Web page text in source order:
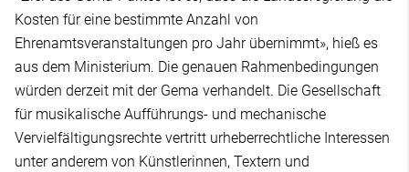
Kosten für eine bestimmte Anzahl von
Ehrenamtsveranstaltungen pro Jahr übernimmt», hieß es
aus dem Ministerium. Die genauen Rahmenbedingungen
würden derzeit mit der Gema verhandelt. Die Gesellschaft
für musikalische Aufführungs- und mechanische
Vervielfältigungsrechte vertritt urheberrechtliche Interessen
unter anderem von Künstlerinnen, Textern und